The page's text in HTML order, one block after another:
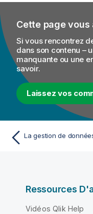
Cette page
Si vous rencontrez
dans son contenu –
manquante ou une
savoir.
Laissez vos
Ressources
Vidéos Qlik Help